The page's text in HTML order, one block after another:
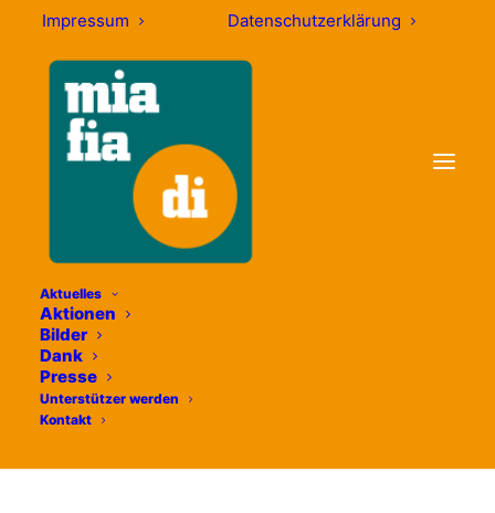
Impressum Datenschutzerklärung
Aktuelles
Aktionen
Bilder
Dank
Presse
Unterstützer werden
Kontakt
Passauer Helferverein